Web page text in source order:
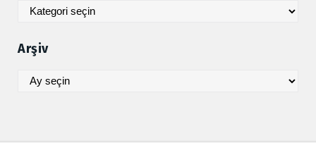
Kategoriler
Arşiv
Arşiv